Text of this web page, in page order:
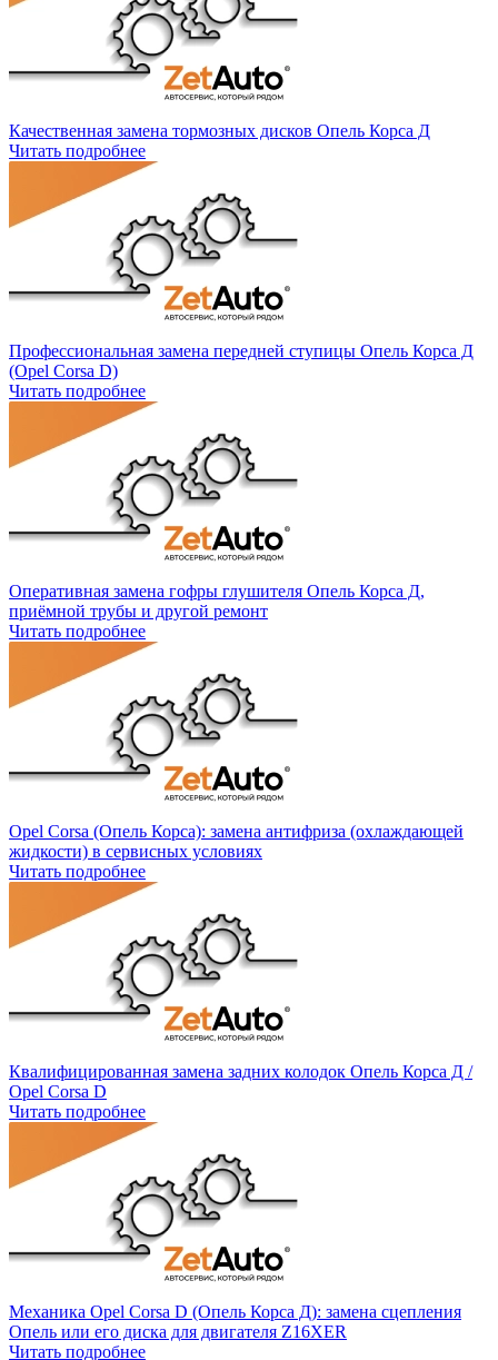
Качественная замена тормозных дисков Опель Корса Д
Читать подробнее
Профессиональная замена передней ступицы Опель Корса Д
(Opel Corsa D)
Читать подробнее
Оперативная замена гофры глушителя Опель Корса Д,
приёмной трубы и другой ремонт
Читать подробнее
Opel Corsa (Опель Корса): замена антифриза (охлаждающей
жидкости) в сервисных условиях
Читать подробнее
Квалифицированная замена задних колодок Опель Корса Д /
Opel Corsa D
Читать подробнее
Механика Opel Corsa D (Опель Корса Д): замена сцепления
Опель или его диска для двигателя Z16XER
Читать подробнее